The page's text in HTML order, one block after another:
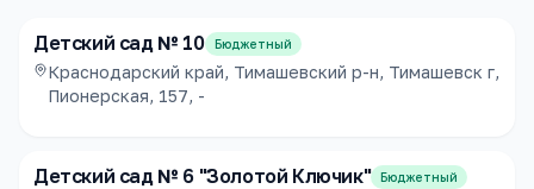
Детский сад № 10 Бюджетный
Краснодарский край, Тимашевский р-н, Тимашевск г,
Пионерская, 157, -
Детский сад № 6 "Золотой Ключик" Бюджетный